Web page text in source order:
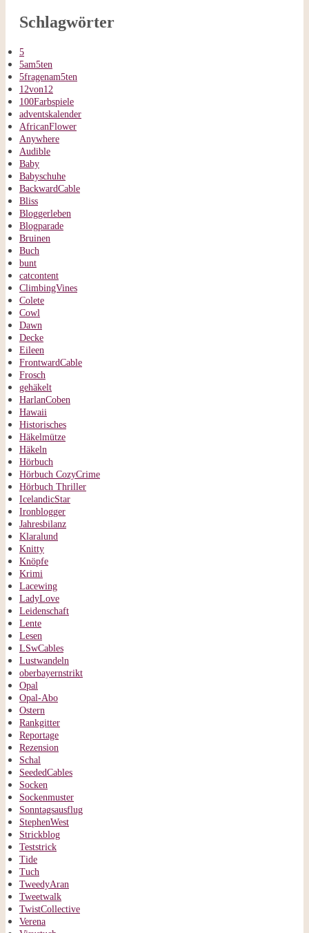
Schlagwörter
5
5am5ten
5fragenam5ten
12von12
100Farbspiele
adventskalender
AfricanFlower
Anywhere
Audible
Baby
Babyschuhe
BackwardCable
Bliss
Bloggerleben
Blogparade
Bruinen
Buch
bunt
catcontent
ClimbingVines
Colete
Cowl
Dawn
Decke
Eileen
FrontwardCable
Frosch
gehäkelt
HarlanCoben
Hawaii
Historisches
Häkelmütze
Häkeln
Hörbuch
Hörbuch CozyCrime
Hörbuch Thriller
IcelandicStar
Ironblogger
Jahresbilanz
Klaralund
Knitty
Knöpfe
Krimi
Lacewing
LadyLove
Leidenschaft
Lente
Lesen
LSwCables
Lustwandeln
oberbayernstrikt
Opal
Opal-Abo
Ostern
Rankgitter
Reportage
Rezension
Schal
SeededCables
Socken
Sockenmuster
Sonntagsausflug
StephenWest
Strickblog
Teststrick
Tide
Tuch
TweedyAran
Tweetwalk
TwistCollective
Verena